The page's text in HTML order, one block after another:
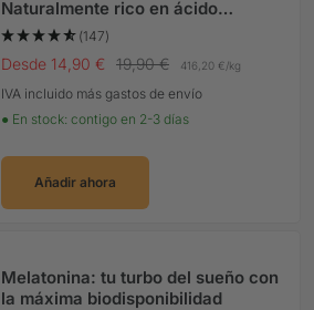
Naturalmente rico en ácido
linoleico
(147)
Precio Oferta
Desde 14,90 € Precio normal
19,90 € 416,20 €/kg
IVA incluido más gastos de envío
● En stock: contigo en 2-3 días
Añadir ahora
Melatonina: tu turbo del sueño con
la máxima biodisponibilidad